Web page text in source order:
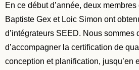
En ce début d’année, deux
Baptiste Gex et Loic Simon ont
d’intégrateurs SEED. Nous sommes
d’accompagner la certification de
conception et planification, jusqu’en